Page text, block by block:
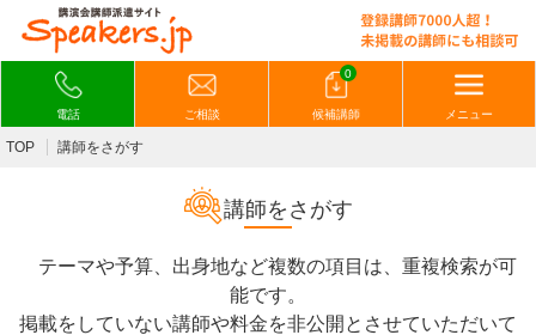
電話 ご相談
0
候補講師 メニュー
TOP 講師をさがす
講師をさがす
テーマや予算、出身地など複数の項目は、重複検索が可
能です。
掲載をしていない講師や料金を非公開とさせていただいて